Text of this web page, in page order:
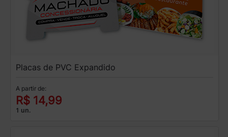
Placas de PVC Expandido
A partir de:
R$ 14,99
1 un.